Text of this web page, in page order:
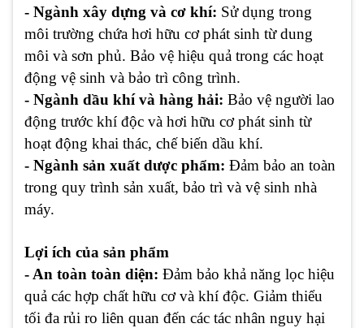
- Ngành xây dựng và cơ khí: Sử dụng trong
môi trường chứa hơi hữu cơ phát sinh từ dung
môi và sơn phủ. Bảo vệ hiệu quả trong các hoạt
động vệ sinh và bảo trì công trình.
- Ngành dầu khí và hàng hải: Bảo vệ người lao
động trước khí độc và hơi hữu cơ phát sinh từ
hoạt động khai thác, chế biến dầu khí.
- Ngành sản xuất dược phẩm: Đảm bảo an toàn
trong quy trình sản xuất, bảo trì và vệ sinh nhà
máy.
Lợi ích của sản phẩm
- An toàn toàn diện: Đảm bảo khả năng lọc hiệu
quả các hợp chất hữu cơ và khí độc. Giảm thiểu
tối đa rủi ro liên quan đến các tác nhân nguy hại